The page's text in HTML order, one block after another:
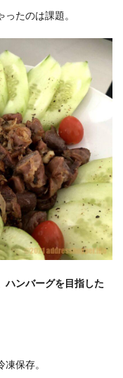
たのは課題。
ハンバーグを目指した
保存。